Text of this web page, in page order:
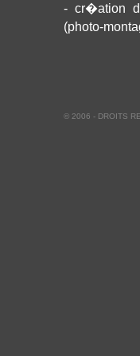
- cr�ation
(photo-
© 2006 - DROITS